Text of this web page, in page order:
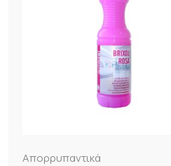
Απορρυπαντικά